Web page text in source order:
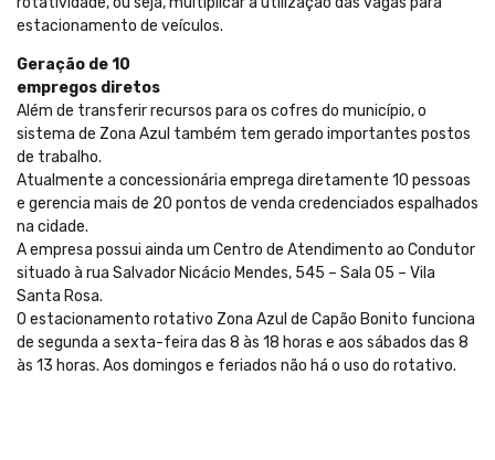
estacionamento de veículos.
Geração de 10
empregos diretos
Além de transferir recursos para os cofres do município, o
sistema de Zona Azul também tem gerado importantes postos
de trabalho.
Atualmente a concessionária emprega diretamente 10 pessoas
e gerencia mais de 20 pontos de venda credenciados espalhados
na cidade.
A empresa possui ainda um Centro de Atendimento ao Condutor
situado à rua Salvador Nicácio Mendes, 545 – Sala 05 – Vila
Santa Rosa.
O estacionamento rotativo Zona Azul de Capão Bonito funciona
de segunda a sexta-feira das 8 às 18 horas e aos sábados das 8
às 13 horas. Aos domingos e feriados não há o uso do rotativo.